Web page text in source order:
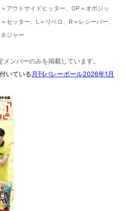
アウトサイドヒッター、OP＝オポジッ
セッター、L＝リベロ、R＝レシーバー、
ジャー
ンバーのみを掲載しています。
いている 月刊バレーボール2026年1月